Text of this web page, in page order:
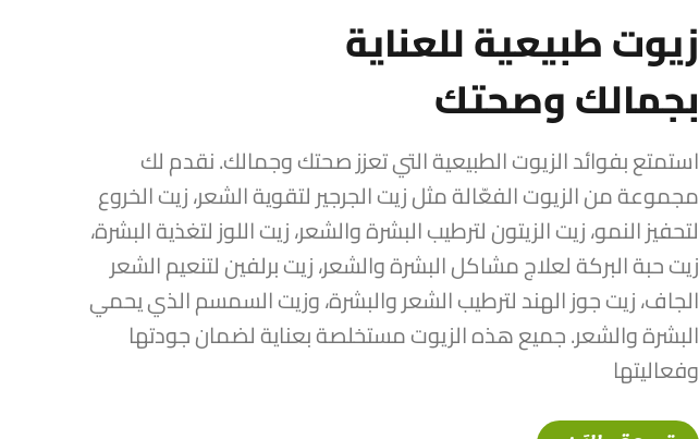
زيوت طبيعية للعناية
بجمالك وصحتك
استمتع بفوائد الزيوت الطبيعية التي تعزز صحتك وجمالك. نقدم لك
مجموعة من الزيوت الفعّالة مثل زيت الجرجير لتقوية الشعر، زيت الخروع
لتحفيز النمو، زيت الزيتون لترطيب البشرة والشعر، زيت اللوز لتغذية البشرة،
زيت حبة البركة لعلاج مشاكل البشرة والشعر، زيت برلفين لتنعيم الشعر
الجاف، زيت جوز الهند لترطيب الشعر والبشرة، وزيت السمسم الذي يحمي
البشرة والشعر. جميع هذه الزيوت مستخلصة بعناية لضمان جودتها
وفعاليتها